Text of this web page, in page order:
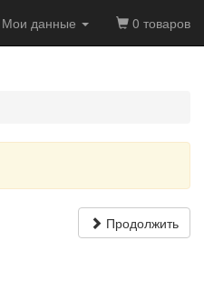
Мои данные 0 товаров
Продолжить